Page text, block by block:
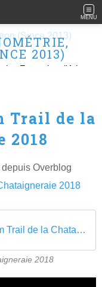
MENU
2013)
Trail de la
2018
Overblog
Résultats 9km Trail de la Chataigneraie 2018
2018